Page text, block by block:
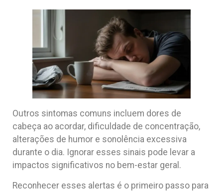
Outros sintomas comuns incluem dores de
cabeça ao acordar, dificuldade de concentração,
alterações de humor e sonolência excessiva
durante o dia. Ignorar esses sinais pode levar a
impactos significativos no bem-estar geral.
Reconhecer esses alertas é o primeiro passo para